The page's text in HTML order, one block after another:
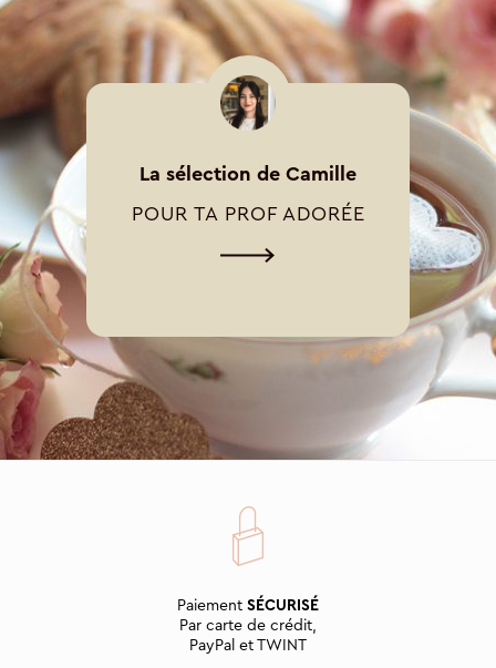
La sélection de Camille
POUR TA PROF ADORÉE
Paiement SÉCURISÉ
Par carte de crédit,
PayPal et TWINT